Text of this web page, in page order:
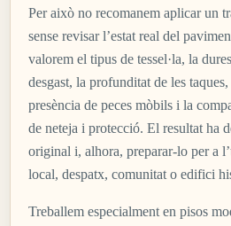
Per això no recomanem aplicar un
sense revisar l’estat real del
valorem el tipus de tessel·la, la
desgast, la profunditat de les
presència de peces mòbils i la
de neteja i protecció. El resultat ha
original i, alhora, preparar-lo per a
local, despatx, comunitat o edifici
Treballem especialment en pisos